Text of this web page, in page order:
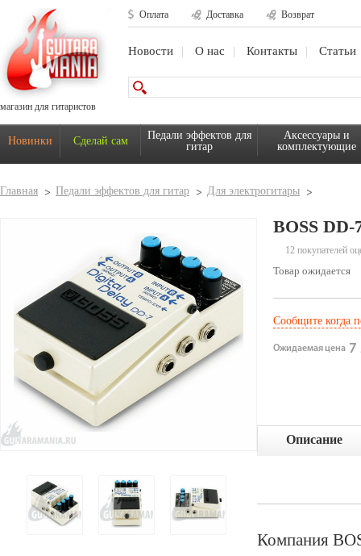
магазин для гитаристов
Оплата Доставка Возврат
Новости О нас Контакты Статьи
Новинки Сделай сам
Педали эффектов для
гитар
Аксессуары и
комплектующие
Главная Педали эффектов для гитар Для электрогитары
BOSS DD-
12 покупателей
Товар ожидается
Сообщите когда
Ожидаемая цена 7
Описание
Компания